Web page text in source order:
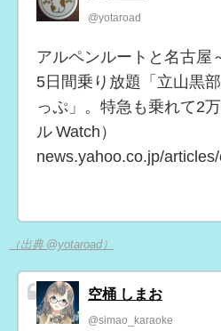
@yotaroad
アルペンルートと名古屋
5日間乗り放題「立山黒
っぷ」。特急も乗れて2
ル Watch）
news.yahoo.co.jp/
（出典 @yotaroad）
空桶 しまお
@simao_karaoke